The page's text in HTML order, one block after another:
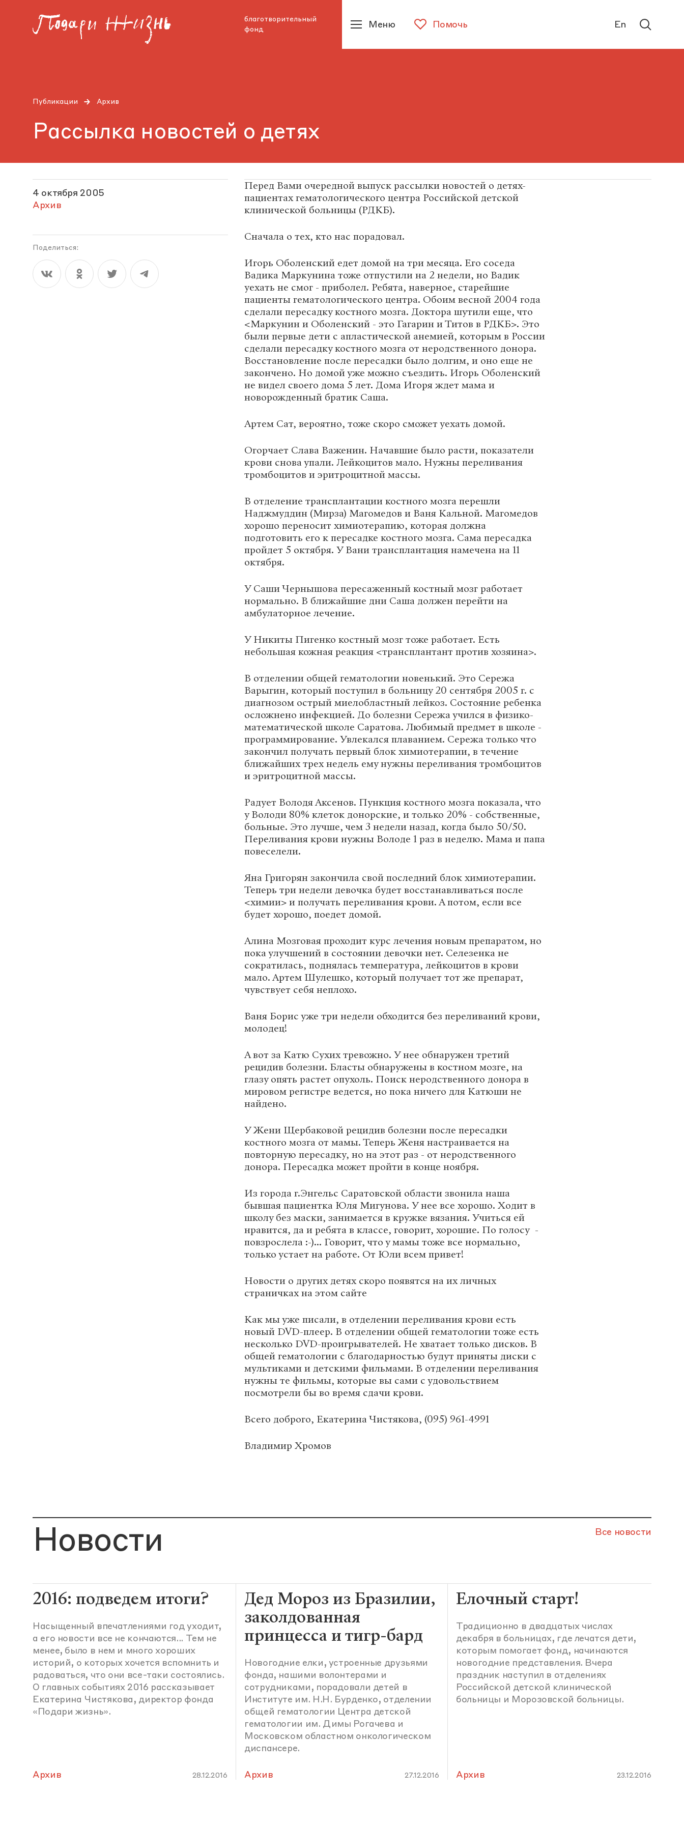
благотворительный
фонд
Помочь
Меню En
Публикации Архив
Рассылка новостей о детях
4 октября 2005
Архив
Поделиться:
Перед Вами очередной выпуск рассылки новостей о детях-
пациентах гематологического центра Российской детской
клинической больницы (РДКБ).
Сначала о тех, кто нас порадовал.
Игорь Оболенский едет домой на три месяца. Его соседа
Вадика Маркунина тоже отпустили на 2 недели, но Вадик
уехать не смог - приболел. Ребята, наверное, старейшие
пациенты гематологического центра. Обоим весной 2004 года
сделали пересадку костного мозга. Доктора шутили еще, что
<Маркунин и Оболенский - это Гагарин и Титов в РДКБ>. Это
были первые дети с апластической анемией, которым в России
сделали пересадку костного мозга от неродственного донора.
Восстановление после пересадки было долгим, и оно еще не
закончено. Но домой уже можно съездить. Игорь Оболенский
не видел своего дома 5 лет. Дома Игоря ждет мама и
новорожденный братик Саша.
Артем Сат, вероятно, тоже скоро сможет уехать домой.
Огорчает Слава Важенин. Начавшие было расти, показатели
крови снова упали. Лейкоцитов мало. Нужны переливания
тромбоцитов и эритроцитной массы.
В отделение трансплантации костного мозга перешли
Наджмуддин (Мирза) Магомедов и Ваня Кальной. Магомедов
хорошо переносит химиотерапию, которая должна
подготовить его к пересадке костного мозга. Сама пересадка
пройдет 5 октября. У Вани трансплантация намечена на 11
октября.
У Саши Чернышова пересаженный костный мозг работает
нормально. В ближайшие дни Саша должен перейти на
амбулаторное лечение.
У Никиты Пигенко костный мозг тоже работает. Есть
небольшая кожная реакция <трансплантант против хозяина>.
В отделении общей гематологии новенький. Это Сережа
Варыгин, который поступил в больницу 20 сентября 2005 г. с
диагнозом острый миелобластный лейкоз. Состояние ребенка
осложнено инфекцией. До болезни Сережа учился в физико-
математической школе Саратова. Любимый предмет в школе -
программирование. Увлекался плаванием. Сережа только что
закончил получать первый блок химиотерапии, в течение
ближайших трех недель ему нужны переливания тромбоцитов
и эритроцитной массы.
Радует Володя Аксенов. Пункция костного мозга показала, что
у Володи 80% клеток донорские, и только 20% - собственные,
больные. Это лучше, чем 3 недели назад, когда было 50/50.
Переливания крови нужны Володе 1 раз в неделю. Мама и папа
повеселели.
Яна Григорян закончила свой последний блок химиотерапии.
Теперь три недели девочка будет восстанавливаться после
<химии> и получать переливания крови. А потом, если все
будет хорошо, поедет домой.
Алина Мозговая проходит курс лечения новым препаратом, но
пока улучшений в состоянии девочки нет. Селезенка не
сократилась, поднялась температура, лейкоцитов в крови
мало. Артем Шулешко, который получает тот же препарат,
чувствует себя неплохо.
Ваня Борис уже три недели обходится без переливаний крови,
молодец!
А вот за Катю Сухих тревожно. У нее обнаружен третий
рецидив болезни. Бласты обнаружены в костном мозге, на
глазу опять растет опухоль. Поиск неродственного донора в
мировом регистре ведется, но пока ничего для Катюши не
найдено.
У Жени Щербаковой рецидив болезни после пересадки
костного мозга от мамы. Теперь Женя настраивается на
повторную пересадку, но на этот раз - от неродственного
донора. Пересадка может пройти в конце ноября.
Из города г.Энгельс Саратовской области звонила наша
бывшая пациентка Юля Мигунова. У нее все хорошо. Ходит в
школу без маски, занимается в кружке вязания. Учиться ей
нравится, да и ребята в классе, говорит, хорошие. По голосу -
повзрослела :-)... Говорит, что у мамы тоже все нормально,
только устает на работе. От Юли всем привет!
Новости о других детях скоро появятся на их личных
страничках на этом сайте
Как мы уже писали, в отделении переливания крови есть
новый DVD-плеер. В отделении общей гематологии тоже есть
несколько DVD-проигрывателей. Не хватает только дисков. В
общей гематологии с благодарностью будут приняты диски с
мультиками и детскими фильмами. В отделении переливания
нужны те фильмы, которые вы сами с удовольствием
посмотрели бы во время сдачи крови.
Всего доброго, Екатерина Чистякова, (095) 961-4991
Владимир Хромов
Новости Все новости
2016: подведем итоги?
Насыщенный впечатлениями год уходит,
а его новости все не кончаются... Тем не
менее, было в нем и много хороших
историй, о которых хочется вспомнить и
радоваться, что они все-таки состоялись.
О главных событиях 2016 рассказывает
Екатерина Чистякова, директор фонда
«Подари жизнь».
Архив 28.12.2016
Дед Мороз из Бразилии,
заколдованная
принцесса и тигр-бард
Новогодние елки, устроенные друзьями
фонда, нашими волонтерами и
сотрудниками, порадовали детей в
Институте им. Н.Н. Бурденко, отделении
общей гематологии Центра детской
гематологии им. Димы Рогачева и
Московском областном онкологическом
диспансере.
Архив 27.12.2016
Елочный старт!
Традиционно в двадцатых числах
декабря в больницах, где лечатся дети,
которым помогает фонд, начинаются
новогодние представления. Вчера
праздник наступил в отделениях
Российской детской клинической
больницы и Морозовской больницы.
Архив 23.12.2016